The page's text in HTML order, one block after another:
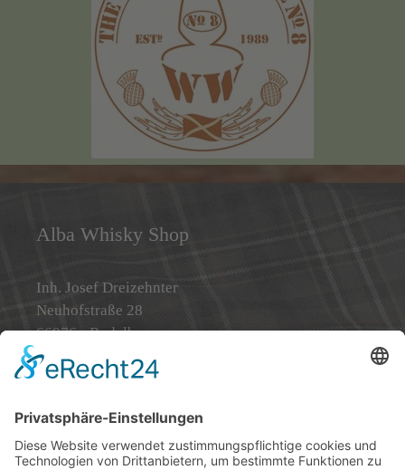
Alba Whisky Shop
Inh. Josef Dreizehnter
Neuhofstraße 28
66976 - Rodalben
Telefon: 0 63 31 / 71 50 09
Email: info@alba-whisky-shop.de